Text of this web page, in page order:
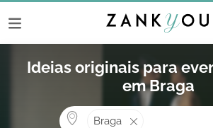
Ideias originais para
em Braga
Braga